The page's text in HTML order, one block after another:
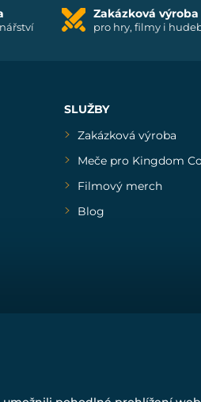
Zakázková výroba
pro hry, filmy i
SLUŽBY
Zakázková výroba
Meče pro Kingdom
Filmový merch
Blog